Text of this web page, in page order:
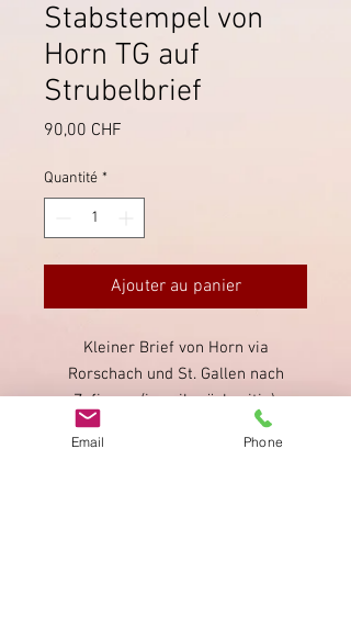
Stabstempel von
Horn TG auf
Strubelbrief
90,00 CHF
Quantité *
Ajouter au panier
Kleiner Brief von Horn via
Rorschach und St. Gallen nach
Zofingen (jeweils rückseitig).
Direktentwertung des Strubeli,
schwach gestempelt.
Email Phone